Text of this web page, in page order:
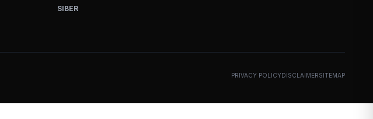
SIBER
PRIVACY POLICYDISCLAIMERSITEMAP